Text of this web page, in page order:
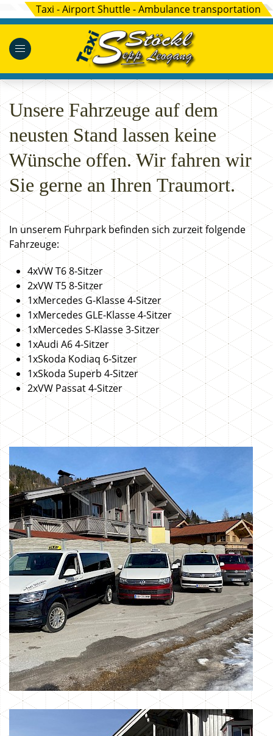
Taxi - Airport Shuttle - Ambulance transportation
Unsere Fahrzeuge auf dem
neusten Stand lassen keine
Wünsche offen. Wir fahren wir
Sie gerne an Ihren Traumort.
In unserem Fuhrpark befinden sich zurzeit folgende
Fahrzeuge:
4xVW T6 8-Sitzer
2xVW T5 8-Sitzer
1xMercedes G-Klasse 4-Sitzer
1xMercedes GLE-Klasse 4-Sitzer
1xMercedes S-Klasse 3-Sitzer
1xAudi A6 4-Sitzer
1xSkoda Kodiaq 6-Sitzer
1xSkoda Superb 4-Sitzer
2xVW Passat 4-Sitzer